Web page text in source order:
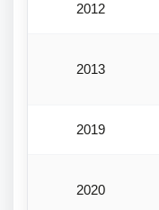
2012
2013
2019
2020